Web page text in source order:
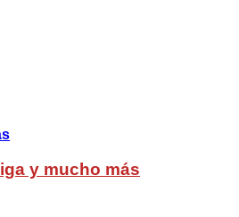
y mucho más